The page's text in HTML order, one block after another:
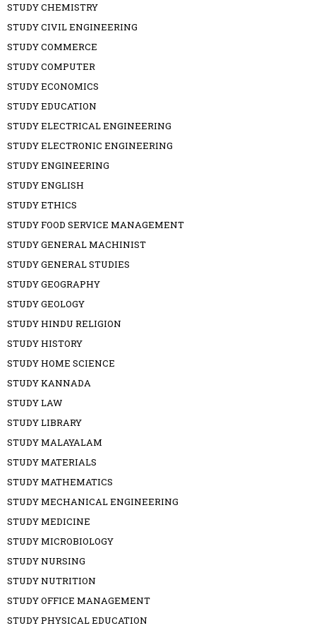
STUDY CHEMISTRY
STUDY CIVIL ENGINEERING
STUDY COMMERCE
STUDY COMPUTER
STUDY ECONOMICS
STUDY EDUCATION
STUDY ELECTRICAL ENGINEERING
STUDY ELECTRONIC ENGINEERING
STUDY ENGINEERING
STUDY ENGLISH
STUDY ETHICS
STUDY FOOD SERVICE MANAGEMENT
STUDY GENERAL MACHINIST
STUDY GENERAL STUDIES
STUDY GEOGRAPHY
STUDY GEOLOGY
STUDY HINDU RELIGION
STUDY HISTORY
STUDY HOME SCIENCE
STUDY KANNADA
STUDY LAW
STUDY LIBRARY
STUDY MALAYALAM
STUDY MATERIALS
STUDY MATHEMATICS
STUDY MECHANICAL ENGINEERING
STUDY MEDICINE
STUDY MICROBIOLOGY
STUDY NURSING
STUDY NUTRITION
STUDY OFFICE MANAGEMENT
STUDY PHYSICAL EDUCATION